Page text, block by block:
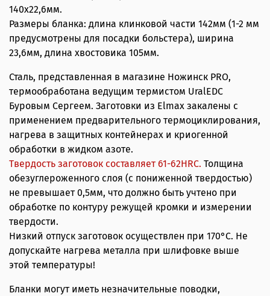
140х22,6мм.
Размеры бланка: длина клинковой части 142мм (1-2 мм
предусмотрены для посадки больстера), ширина
23,6мм, длина хвостовика 105мм.
Сталь, представленная в магазине Ножинск PRO,
термообработана ведущим термистом UralEDC
Буровым Сергеем. Заготовки из Elmax закалены с
применением предварительного термоциклирования,
нагрева в защитных контейнерах и криогенной
обработки в жидком азоте.
Твердость заготовок составляет 61-62HRС. Толщина
обезуглероженного слоя (с пониженной твердостью)
не превышает 0,5мм, что должно быть учтено при
обработке по контуру режущей кромки и измерении
твердости.
Низкий отпуск заготовок осуществлен при 170°С. Не
допускайте нагрева металла при шлифовке выше
этой температуры!
Бланки могут иметь незначительные поводки,